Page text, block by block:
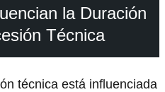
la Duración
Técnica
técnica está influenciada